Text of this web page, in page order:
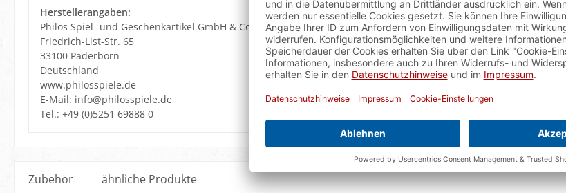
Material Kassette:
Material
Spielsteine:
Maße Spielsteine:
Produktmerkmale: Intarsien
DE, GB, FR, ES, IT, NL, DK, SE, PL, RU
Spieldauer: 10 min.
Herstellerangaben:
Philos Spiel- und Geschenkartikel GmbH & Co. KG
Friedrich-List-Str. 65
33100 Paderborn
Deutschland
www.philosspiele.de
E-Mail: info@philosspiele.de
Tel.: +49 (0)5251 69888 0
Zubehör ähnliche Produkte